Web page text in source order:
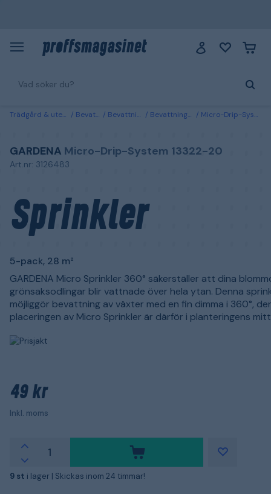
Trädgård & utemiljö Bevattning Bevattningssystem Bevattnings- & sprinklersystem Micro-Drip-System 13322-20 Gardena Sprinkler 5-pack, 28 m²
GARDENA Micro-Drip-System 13322-20
Art.nr: 3126483
Sprinkler
5-pack, 28 m²
GARDENA Micro Sprinkler 360° säkerställer att dina
grönsaksodlingar blir vattnade över hela ytan. Denna
möjliggör bevattning av växter med en fin dimma i 360°,
placeringen av Micro Sprinkler är därför i planteringens
49 kr
Inkl. moms
9 st i lager | Skickas inom 24 timmar!